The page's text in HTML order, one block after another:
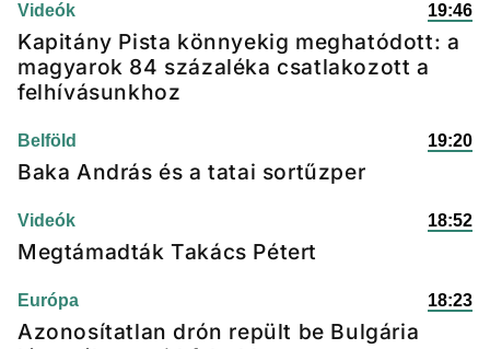
Videók 19:46
Kapitány Pista könnyekig meghatódott: a
magyarok 84 százaléka csatlakozott a
felhívásunkhoz
Belföld 19:20
Baka András és a tatai sortűzper
Videók 18:52
Megtámadták Takács Pétert
Európa 18:23
Azonosítatlan drón repült be Bulgária